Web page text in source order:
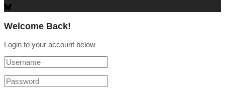
Welcome Back!
Login to your account below